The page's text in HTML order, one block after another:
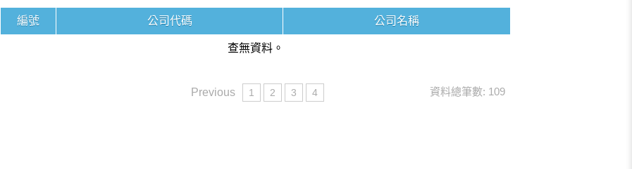
編號 公司代碼 公司名稱
查無資料。
資料總筆數: 109
Previous 1 2 3 4